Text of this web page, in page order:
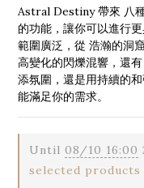
Astral Destiny 帶來 八
的功能，讓你可以進行
範圍廣泛，從 浩瀚的洞
高變化的閃爍混響，還
添氛圍，還是用持續的
能滿足你的需求。
Until 08/10 16:00
selected products